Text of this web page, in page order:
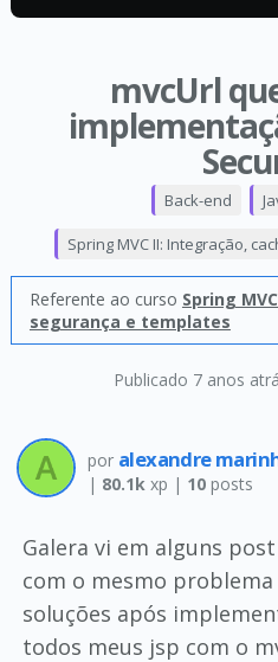
mvcUrl
Publicado 7 anos
Back-end
Spring MVC II: Integração,
Referente ao curso Spring
segurança e templates
por alexandre
| 80.1kxp | 10posts
Galera vi em alguns
com o mesmo
soluções após
todos meus jsp com o